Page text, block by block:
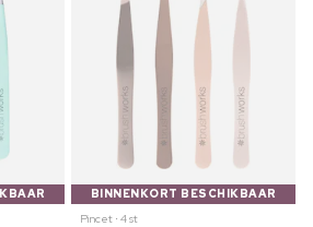
BINNENKORT BESCHIKBAAR
Pincet ⋅ 4 st